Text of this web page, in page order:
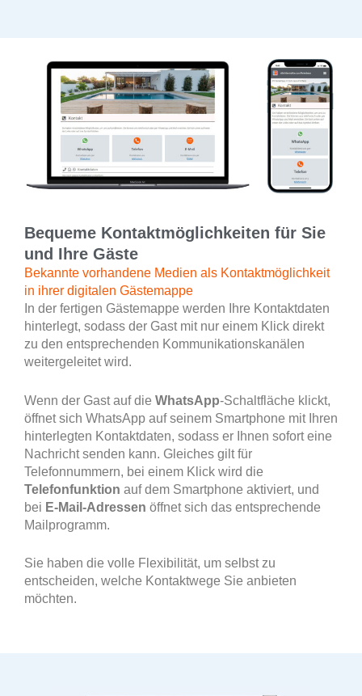
Bequeme Kontaktmöglichkeiten für Sie
und Ihre Gäste
Bekannte vorhandene Medien als Kontaktmöglichkeit
in ihrer digitalen Gästemappe
In der fertigen Gästemappe werden Ihre Kontaktdaten
hinterlegt, sodass der Gast mit nur einem Klick direkt
zu den entsprechenden Kommunikationskanälen
weitergeleitet wird.
Wenn der Gast auf die WhatsApp-Schaltfläche klickt,
öffnet sich WhatsApp auf seinem Smartphone mit Ihren
hinterlegten Kontaktdaten, sodass er Ihnen sofort eine
Nachricht senden kann. Gleiches gilt für
Telefonnummern, bei einem Klick wird die
Telefonfunktion auf dem Smartphone aktiviert, und
bei E-Mail-Adressen öffnet sich das entsprechende
Mailprogramm.
Sie haben die volle Flexibilität, um selbst zu
entscheiden, welche Kontaktwege Sie anbieten
möchten.